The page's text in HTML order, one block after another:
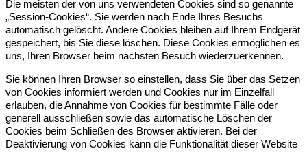
Die meisten der von uns verwendeten Cookies sind so genannte
„Session-Cookies“. Sie werden nach Ende Ihres Besuchs
automatisch gelöscht. Andere Cookies bleiben auf Ihrem Endgerät
gespeichert, bis Sie diese löschen. Diese Cookies ermöglichen es
uns, Ihren Browser beim nächsten Besuch wiederzuerkennen.
Sie können Ihren Browser so einstellen, dass Sie über das Setzen
von Cookies informiert werden und Cookies nur im Einzelfall
erlauben, die Annahme von Cookies für bestimmte Fälle oder
generell ausschließen sowie das automatische Löschen der
Cookies beim Schließen des Browser aktivieren. Bei der
Deaktivierung von Cookies kann die Funktionalität dieser Website